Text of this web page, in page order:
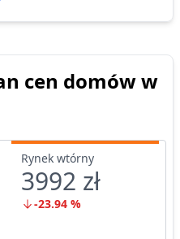
cen domóww
Rynek wtórny
3992 zł
-23.94 %